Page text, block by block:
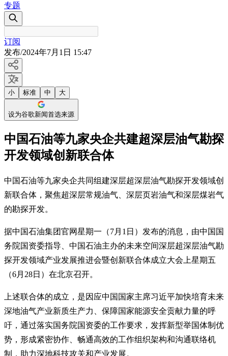
专题
订阅
发布/2024年7月1日 15:47
小 标准 中 大
设为谷歌新闻首选来源
中国石油等九家央企共建超深层油气勘探
开发领域创新联合体
中国石油等九家央企共同组建深层超深层油气勘探开发领域创
新联合体，聚焦超深层常规油气、深层页岩油气和深层煤岩气
的勘探开发。
据中国石油集团官网星期一（7月1日）发布的消息，由中国国
务院国资委指导、中国石油主办的未来空间深层超深层油气勘
探开发领域产业发展推进会暨创新联合体成立大会上星期五
（6月28日）在北京召开。
上述联合体的成立，是因应中国国家主席习近平加快培育未来
深地油气产业新质生产力、保障国家能源安全贡献力量的呼
吁，通过落实国务院国资委的工作要求，发挥新型举国体制优
势，形成紧密协作、畅通高效的工作组织架构和沟通联络机
制，助力深地科技攻关和产业发展。